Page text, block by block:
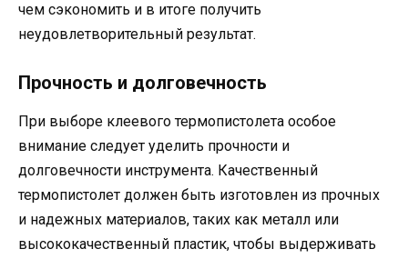
чем сэкономить и в итоге получить
неудовлетворительный результат.
Прочность и долговечность
При выборе клеевого термопистолета особое
внимание следует уделить прочности и
долговечности инструмента. Качественный
термопистолет должен быть изготовлен из прочных
и надежных материалов, таких как металл или
высококачественный пластик, чтобы выдерживать